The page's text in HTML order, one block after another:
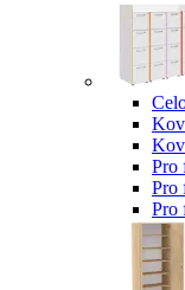
Pro
Pro
Pro